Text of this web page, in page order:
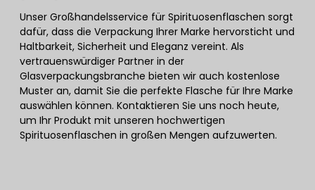
Unser Großhandelsservice für Spirituosenflaschen sorgt
dafür, dass die Verpackung Ihrer Marke hervorsticht und
Haltbarkeit, Sicherheit und Eleganz vereint. Als
vertrauenswürdiger Partner in der
Glasverpackungsbranche bieten wir auch kostenlose
Muster an, damit Sie die perfekte Flasche für Ihre Marke
auswählen können. Kontaktieren Sie uns noch heute,
um Ihr Produkt mit unseren hochwertigen
Spirituosenflaschen in großen Mengen aufzuwerten.